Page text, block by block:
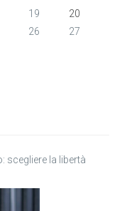
19
20
26
27
scegliere la libertà